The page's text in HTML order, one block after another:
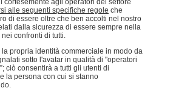
alle seguenti specifiche regole che
di essere oltre che ben accolti nel nostro
dalla sicurezza di essere sempre nella
confronti di tutti.
propria identità commerciale in modo da
sotto l'avatar in qualità di "operatori
ciò consentirà a tutti gli utenti di
la persona con cui si stanno